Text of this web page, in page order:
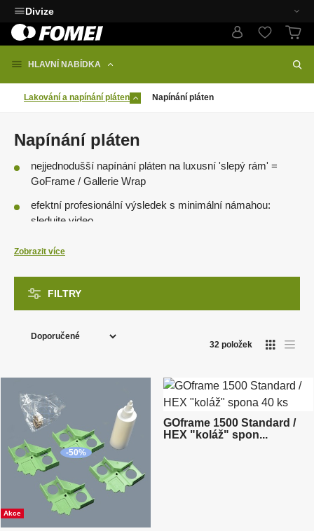
Divize
HLAVNÍ NABÍDKA
Lakování a napínání pláten Napínání pláten
Napínání pláten
nejjednodušší napínání pláten na luxusní 'slepý rám' =
GoFrame / Gallerie Wrap
efektní profesionální výsledek s minimální námahou:
sledujte video
fajnšmekři před napnutím na rám plátno zušlechtí
lakováním
PRO
; včelí plástve:
Zobrazit více
FILTRY
o
d
t
O
z
k
o
v
ý
T
l
k
v
32položek
-50%
Akce
GOframe 1500 Standard /
HEX "koláž" spon...